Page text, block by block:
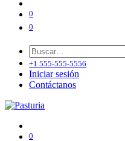
0
0
+1 555-555-5556
Iniciar sesión
Contáctanos
0